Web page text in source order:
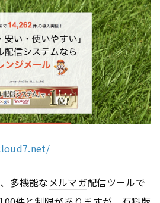
多機能な メルマガ配信ツールで